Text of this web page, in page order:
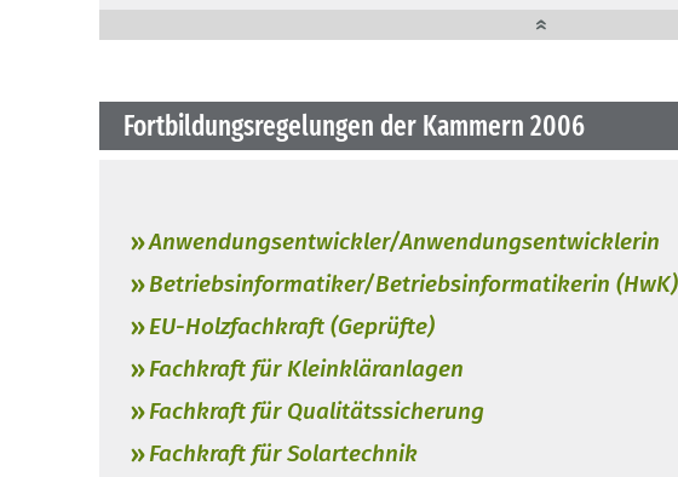
Fortbildungsregelungen der Kammern 2006
Anwendungsentwickler/Anwendungsentwicklerin
Betriebsinformatiker/Betriebsinformatikerin (HwK)
EU-Holzfachkraft (Geprüfte)
Fachkraft für Kleinkläranlagen
Fachkraft für Qualitätssicherung
Fachkraft für Solartechnik